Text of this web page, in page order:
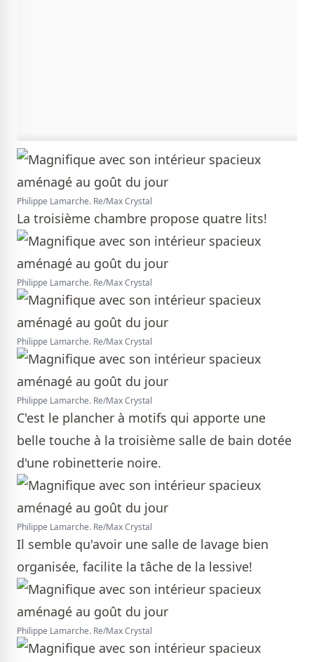
Philippe Lamarche. Re/Max Crystal
La troisième chambre propose quatre lits!
Philippe Lamarche. Re/Max Crystal
Philippe Lamarche. Re/Max Crystal
Philippe Lamarche. Re/Max Crystal
C'est le plancher à motifs qui apporte une
belle touche à la troisième salle de bain dotée
d'une robinetterie noire.
Philippe Lamarche. Re/Max Crystal
Il semble qu'avoir une salle de lavage bien
organisée, facilite la tâche de la lessive!
Philippe Lamarche. Re/Max Crystal